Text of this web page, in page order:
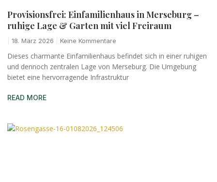
Provisionsfrei: Einfamilienhaus in Merseburg –
ruhige Lage & Garten mit viel Freiraum
18. März 2026 Keine Kommentare
Dieses charmante Einfamilienhaus befindet sich in einer ruhigen
und dennoch zentralen Lage von Merseburg. Die Umgebung
bietet eine hervorragende Infrastruktur
READ MORE